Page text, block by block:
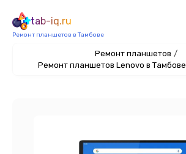
tab-iq.ru
Ремонт планшетов в Тамбове
Ремонт планшетов /
Ремонт планшетов Lenovo в Тамбове